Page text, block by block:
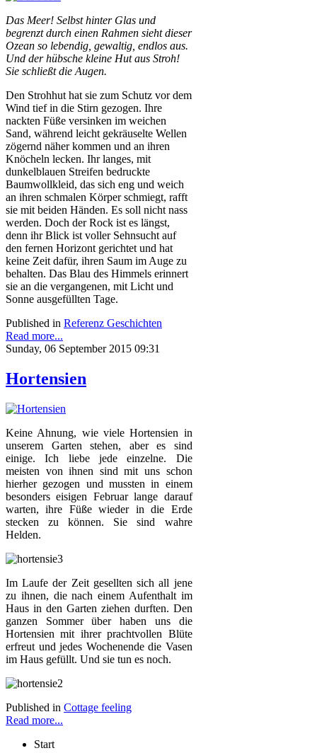
Das Meer! Selbst hinter Glas und
begrenzt durch einen Rahmen sieht dieser
Ozean so lebendig, gewaltig, endlos aus.
Und der hübsche kleine Hut aus Stroh!
Sie schließt die Augen.
Den Strohhut hat sie zum Schutz vor dem
Wind tief in die Stirn gezogen. Ihre
nackten Füße versinken im weichen
Sand, während leicht gekräuselte Wellen
zögernd näher kommen und an ihren
Knöcheln lecken. Ihr langes, mit
dunkelblauen Streifen bedruckte
Baumwollkleid, das sich eng und weich
an ihren schmalen Körper schmiegt, rafft
sie mit beiden Händen. Es soll nicht nass
werden. Doch der Rock ist es längst,
denn ihr Blick ist voller Sehnsucht auf
den fernen Horizont gerichtet und hat
keine Zeit dafür, ihren Saum im Auge zu
behalten. Das Blau des Himmels erinnert
sie an die vergangenen, mit Licht und
Sonne ausgefüllten Tage.
Published in Referenz Geschichten
Read more...
Sunday, 06 September 2015 09:31
Hortensien
Keine Ahnung, wie viele Hortensien in
unserem Garten stehen, aber es sind
einige. Ich liebe jede einzelne. Die
meisten von ihnen sind mit uns schon
hierher gezogen und mussten in einem
besonders eisigen Februar lange darauf
warten, ihre Füße wieder in die Erde
stecken zu können. Sie sind wahre
Helden.
Im Laufe der Zeit gesellten sich all jene
zu ihnen, die nach einem Aufenthalt im
Haus in den Garten ziehen durften. Den
ganzen Sommer über haben uns die
Hortensien mit ihrer prachtvollen Blüte
erfreut und jedes Wochenende die Vasen
im Haus gefüllt. Und sie tun es noch.
Published in Cottage feeling
Read more...
Start